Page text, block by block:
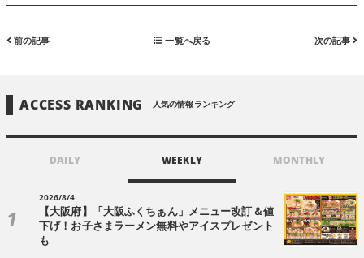
前の記事 一覧へ戻る 次の記事
ACCESS RANKING 人気の情報ランキング
DAILY WEEKLY MONTHLY
2026/8/4
【大阪府】「大阪ふくちぁん」メニュー改訂＆値
下げ！お子さまラーメン無料やアイスプレゼント
も